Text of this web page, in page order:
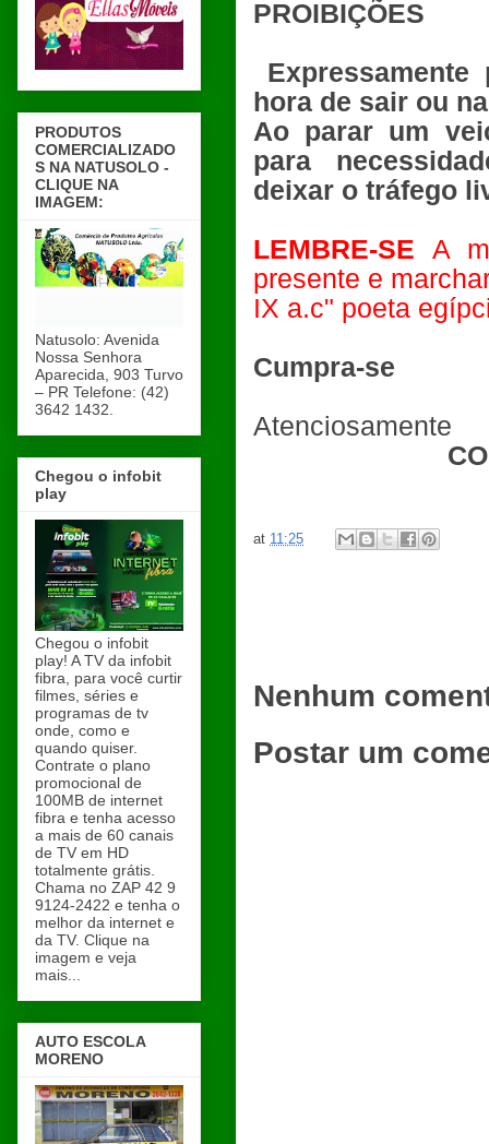
PROIBIÇÕES
hora de sair ou
Ao parar um
para
deixar o tráfego
LEMBRE-SE A
presente e
IX a.c" poeta
Cumpra-se
Atenciosamente
at 11:25
Nenhum
Postar um
PRODUTOS
COMERCIALIZADO
S NA NATUSOLO -
CLIQUE NA
IMAGEM:
Natusolo: Avenida
Nossa Senhora
Aparecida, 903 Turvo
– PR Telefone: (42)
3642 1432.
Chegou o infobit
play
Chegou o infobit
play! A TV da infobit
fibra, para você curtir
filmes, séries e
programas de tv
onde, como e
quando quiser.
Contrate o plano
promocional de
100MB de internet
fibra e tenha acesso
a mais de 60 canais
de TV em HD
totalmente grátis.
Chama no ZAP 42 9
9124-2422 e tenha o
melhor da internet e
da TV. Clique na
imagem e veja
mais...
AUTO ESCOLA
MORENO